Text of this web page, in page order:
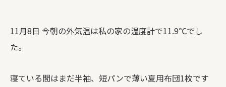
11月8日 今朝の外気温は私の家の温度計で11.9℃でし
た。
寝ている間はまだ半袖、短パンで薄い夏用布団1枚です